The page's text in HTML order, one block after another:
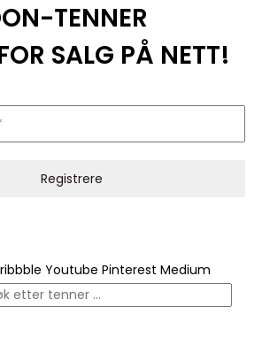
TENNER
SALG PÅ NETT!
Youtube Pinterest Medium